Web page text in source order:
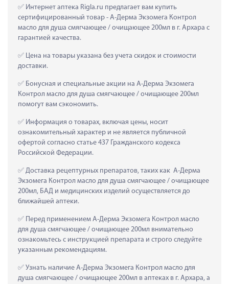
Интернет аптека Rigla.ru предлагает вам купить
сертифицированный товар - А-Дерма Экзомега Контрол
масло для душа смягчающее / очищающее 200мл в г. Архара с
гарантией качества.
Цена на товары указана без учета скидок и стоимости
доставки.
Бонусная и специальные акции на А-Дерма Экзомега
Контрол масло для душа смягчающее / очищающее 200мл
помогут вам сэкономить.
Информация о товарах, включая цены, носит
ознакомительный характер и не является публичной
офертой согласно статье 437 Гражданского кодекса
Российской Федерации.
Доставка рецептурных препаратов, таких как  А-Дерма
Экзомега Контрол масло для душа смягчающее / очищающее
200мл, БАД и медицинских изделий осуществляется до
ближайшей аптеки.
Перед применением А-Дерма Экзомега Контрол масло
для душа смягчающее / очищающее 200мл внимательно
ознакомьтесь с инструкцией препарата и строго следуйте
указанным рекомендациям.
Узнать наличие А-Дерма Экзомега Контрол масло для
душа смягчающее / очищающее 200мл в аптеках в г. Архара, а